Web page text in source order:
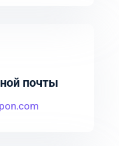
почты